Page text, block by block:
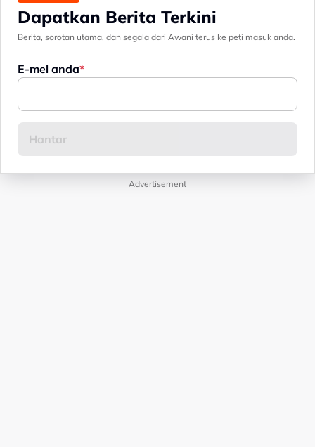
Dapatkan Berita Terkini
Berita, sorotan utama, dan segala dari Awani terus ke peti masuk anda.
E-mel anda
Advertisement